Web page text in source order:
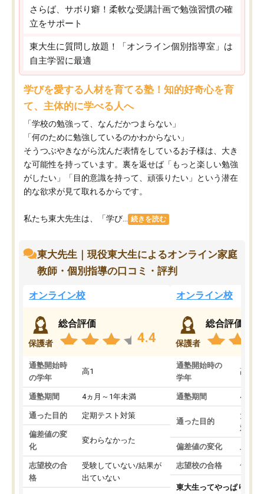
さらば、サボり癖！柔軟な受講計画で勉強習慣の確
立をサポート
東大生に質問し放題！「オンライン個別指導室」は
自主学習に最適
学びを愛する人材を育てる塾！知的好奇心を育
て、主体的に学べる人へ
「学校の勉強って、なんだかつまらない」
「何のために勉強しているのかわからない」
そうつぶやきながら沈んだ表情をしているお子様は、大き
な可能性を持っています。裏を返せば「もっと楽しい勉強
がしたい」「目的意識を持って、頑張りたい」という潜在
的な欲求が見て取れるからです。
私たち東大先生は、「学び... 続きを読む
東大先生｜現役東大生によるオンライン家庭
教師・個別指導の口コミ・評判
オンライン校
保護者
総合評価
4.4
通塾開始時
の学年
高1
通塾期間 4ヵ月～1年未満
通った目的 定期テスト対策
偏差値の変
化
変わらなかった
志望校の合
格
受験していない/結果が
出ていない
オンライン校
保護者
総合評価
通塾開始時の
学年
高3
通塾期間 4ヵ月
通った目的
大学
対策
偏差値の変化 上が
志望校の合格 合格
東大生ってやっぱりすご